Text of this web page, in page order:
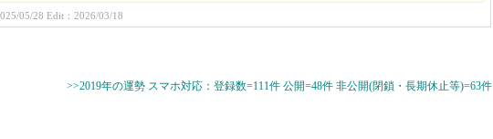
05/28 Edit：2026/03/18
>>2019年の運勢 スマホ対応：登録数=111件 公開=48件 非公開(閉鎖・長期休止等)=63件